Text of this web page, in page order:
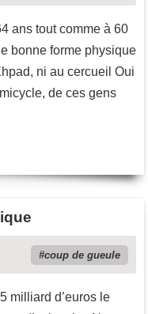
ans tout comme à 60
bonne forme physique
ni au cercueil Oui
de ces gens
coup de gueule
milliard d’euros le